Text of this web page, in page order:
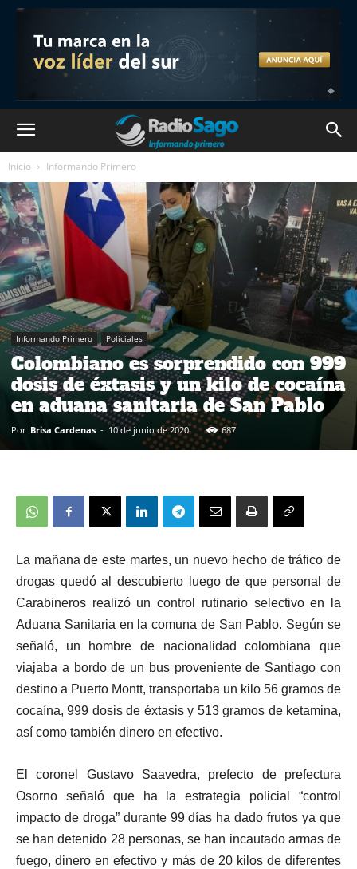
Inicio Informando Primero
Informando Primero Policiales
Colombiano es sorprendido con 999
dosis de éxtasis y un kilo de cocaína
en aduana sanitaria de San Pablo
Por Brisa Cardenas - 10 de junio de 2020 687
La mañana de este martes, un nuevo hecho de tráfico de
drogas quedó al descubierto luego de que personal de
Carabineros realizó un control rutinario selectivo en la
Aduana Sanitaria en la comuna de San Pablo. Según se
señaló, un hombre de nacionalidad colombiana que
viajaba a bordo de un bus proveniente de Santiago con
destino a Puerto Montt, transportaba un kilo 56 gramos de
cocaína, 999 dosis de éxtasis y 513 gramos de ketamina,
así como también dinero en efectivo.
El coronel Gustavo Saavedra, prefecto de prefectura
Osorno señaló que ha la estrategia policial “control
impacto de droga” durante 99 días ha dado frutos ya que
se han detenido 28 personas, se han incautado armas de
fuego, dinero en efectivo y más de 20 kilos de diferentes